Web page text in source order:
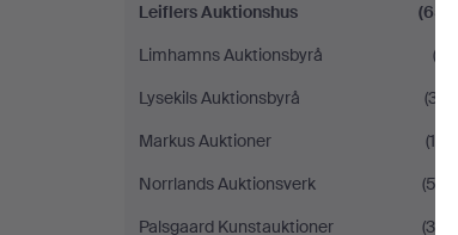
Leiflers Auktionshus
(65)
Limhamns Auktionsbyrå
(3)
Lysekils Auktionsbyrå
(37)
Markus Auktioner
(16)
Norrlands Auktionsverk
(53)
Palsgaard Kunstauktioner
(38)